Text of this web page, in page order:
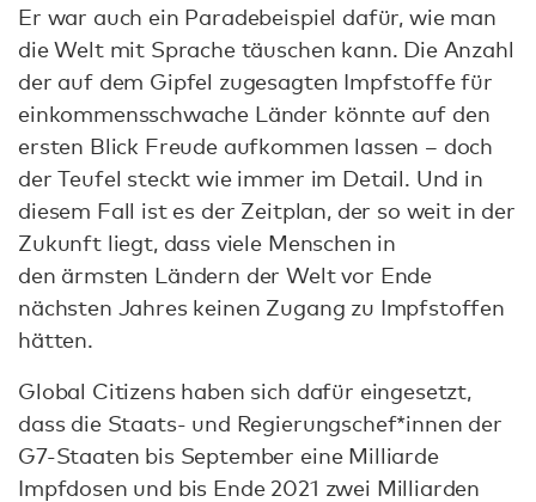
Er war auch ein Paradebeispiel dafür, wie man
die Welt mit Sprache täuschen kann. Die Anzahl
der auf dem Gipfel zugesagten Impfstoffe für
einkommensschwache Länder könnte auf den
ersten Blick Freude aufkommen lassen – doch
der Teufel steckt wie immer im Detail. Und in
diesem Fall ist es der Zeitplan, der so weit in der
Zukunft liegt, dass viele Menschen in
den ärmsten Ländern der Welt vor Ende
nächsten Jahres keinen Zugang zu Impfstoffen
hätten.
Global Citizens haben sich dafür eingesetzt,
dass die Staats- und Regierungschef*innen der
G7-Staaten bis September eine Milliarde
Impfdosen und bis Ende 2021 zwei Milliarden